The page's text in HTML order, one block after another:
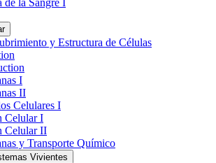
y Estructura de Células
I
II
Celulares I
Celular I
Celular II
y Transporte Químico
Vivientes